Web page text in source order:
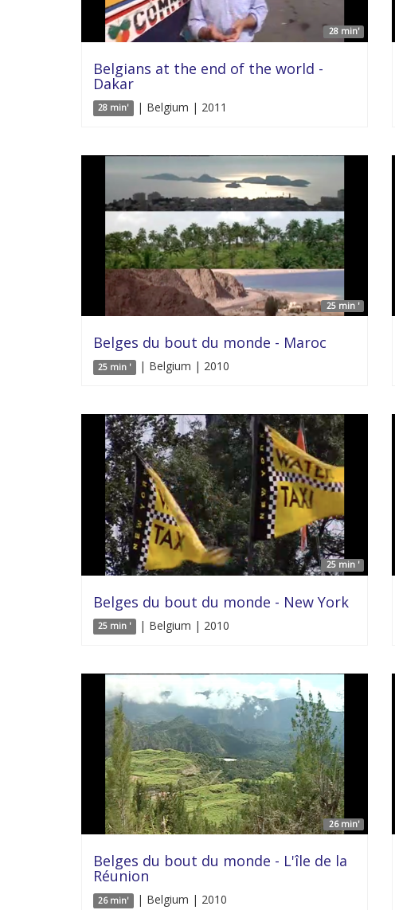
28 min'
Belgians at the end of the world -
Dakar
28 min' | Belgium | 2011
25 min '
Belges du bout du monde - Maroc
25 min ' | Belgium | 2010
25 min '
Belges du bout du monde - New York
25 min ' | Belgium | 2010
26 min'
Belges du bout du monde - L'île de la
Réunion
26 min' | Belgium | 2010